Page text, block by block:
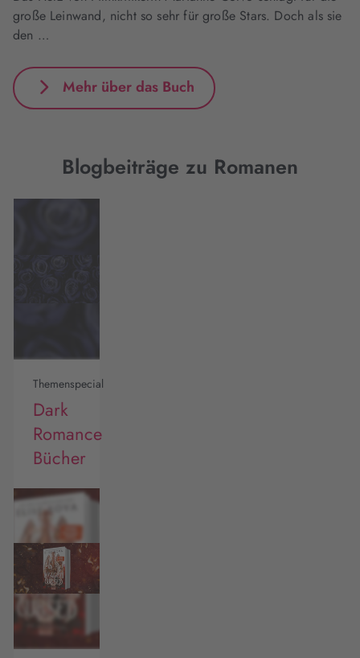
große Leinwand, nicht so sehr für große Stars. Doch als sie
den …
Mehr über das Buch
Blogbeiträge zu Romanen
Themenspecial
Dark
Romance
Bücher